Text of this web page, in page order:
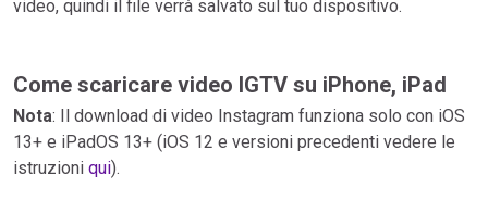
video, quindi il file verrà salvato sul tuo dispositivo.
Come scaricare video IGTV su iPhone, iPad
Nota: Il download di video Instagram funziona solo con iOS
13+ e iPadOS 13+ (iOS 12 e versioni precedenti vedere le
istruzioni qui).